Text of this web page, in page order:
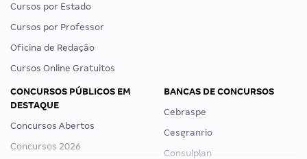
Cursos por Estado
Cursos por Professor
Oficina de Redação
Cursos Online Gratuitos
CONCURSOS PÚBLICOS EM
DESTAQUE
Concursos Abertos
Concursos 2026
BANCAS DE CONCURSOS
Cebraspe
Cesgranrio
Consulplan